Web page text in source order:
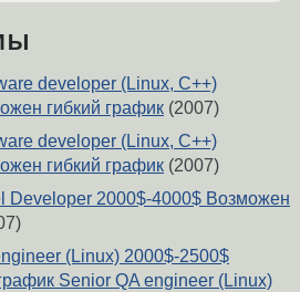
developer (Linux, C++)
гибкий график (2007)
developer (Linux, C++)
гибкий график (2007)
Developer 2000$-4000$ Возможен
(Linux) 2000$-2500$
Senior QA engineer (Linux)